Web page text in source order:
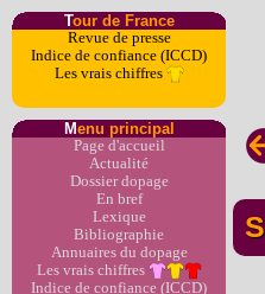
Tour de France
Revue de presse
Indice de confiance (ICCD)
Les vrais chiffres
Menu principal
Page d'accueil
Actualité
Dossier dopage
En bref
Lexique
Bibliographie
Annuaires du dopage
Les vrais chiffres
Indice de confiance (ICCD)